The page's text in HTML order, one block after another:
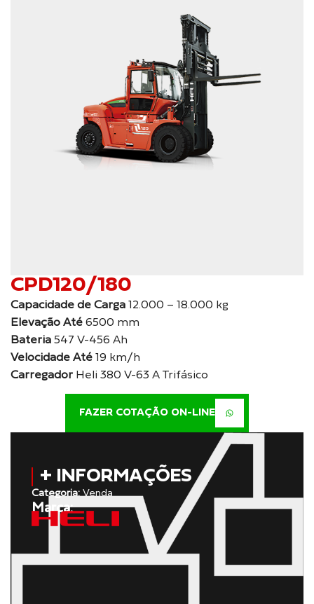
CPD120/180
Capacidade de Carga 12.000 – 18.000 kg
Elevação Até 6500 mm
Bateria 547 V-456 Ah
Velocidade Até 19 km/h
Carregador Heli 380 V-63 A Trifásico
FAZER COTAÇÃO ON-LINE
+ INFORMAÇÕES
Categoria:Venda
Marca: